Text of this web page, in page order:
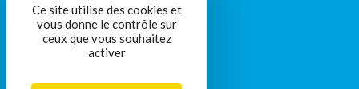
Ce site utilise des cookies et
vous donne le contrôle sur
ceux que vous souhaitez
activer